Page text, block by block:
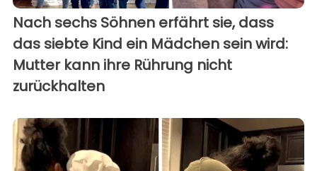
Nach sechs Söhnen erfährt sie, dass
das siebte Kind ein Mädchen sein wird:
Mutter kann ihre Rührung nicht
zurückhalten